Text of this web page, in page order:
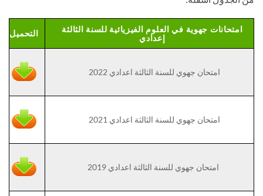
امتحانات جهوية في العلوم الفيزيائية للسنة الثالثة
إعدادي
التحميل
امتحان جهوي للسنة الثالثة اعدادي 2022
امتحان جهوي للسنة الثالثة اعدادي 2021
امتحان جهوي للسنة الثالثة اعدادي 2019